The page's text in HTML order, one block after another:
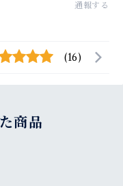
通報する
(16)
商品